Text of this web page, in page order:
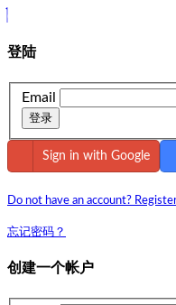
①무릎에 사서 어깨에 팔
登陆
Email
登录
Sign in with Google
Do not have an account?
忘记密码？
创建一个帐户